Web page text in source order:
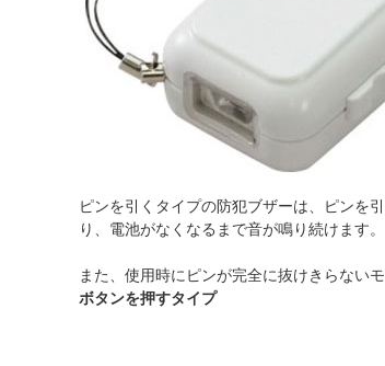
ピンを引くタイプの防犯ブザーは、ピンを
り、電池がなくなるまで音が鳴り続けます。
また、使用時にピンが完全に抜けきらない
ボタンを押すタイプ